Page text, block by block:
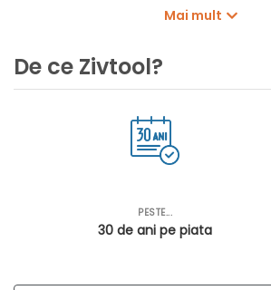
Mai mult
De ce Zivtool?
PESTE...
30 de ani pe piata